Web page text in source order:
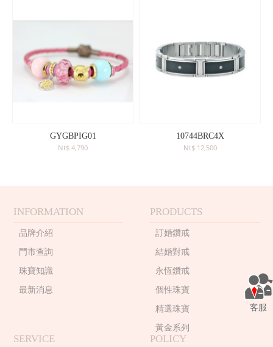
GYGBPIG01
Nt$ 4,790
10744BRC4X
Nt$ 12,500
INFORMATION
品牌介紹
門市查詢
珠寶知識
最新消息
PRODUCTS
訂婚鑽戒
結婚對戒
永恆鑽戒
個性珠寶
精選珠寶
黃金系列
SERVICE
POLICY
客服